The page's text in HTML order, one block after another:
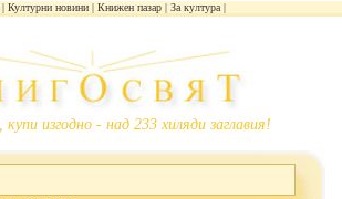
Културни новини Книжен пазар За култура
изгодно - над 233 хиляди заглавия!